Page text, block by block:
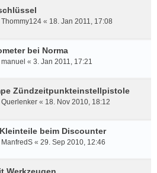
Thommy124 « 18. Jan 2011, 17:08
bei Norma
manuel « 3. Jan 2011, 17:21
Zündzeitpunkteinstellpistole
Querlenker « 18. Nov 2010, 18:12
beim Discounter
ManfredS « 29. Sep 2010, 12:46